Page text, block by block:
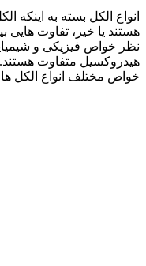
انواع الکل بسته به اینکه
هستند یا خیر، تفاوت هایی
نظر خواص فیزیکی و
هیدروکسیل متفاوت هستند.
خواص مختلف انواع الکل